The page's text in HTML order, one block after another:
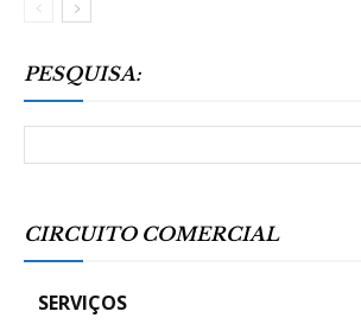
PESQUISA:
CIRCUITO COMERCIAL
SERVIÇOS